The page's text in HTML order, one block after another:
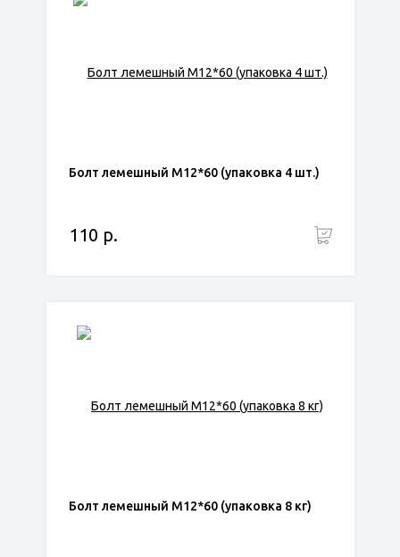
Болт лемешный М12*60 (упаковка 4 шт.)
110 р.
Болт лемешный М12*60 (упаковка 8 кг)